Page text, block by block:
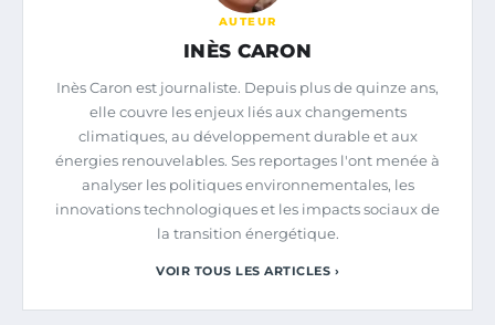
AUTEUR
INÈS CARON
Inès Caron est journaliste. Depuis plus de quinze ans,
elle couvre les enjeux liés aux changements
climatiques, au développement durable et aux
énergies renouvelables. Ses reportages l'ont menée à
analyser les politiques environnementales, les
innovations technologiques et les impacts sociaux de
la transition énergétique.
VOIR TOUS LES ARTICLES ›